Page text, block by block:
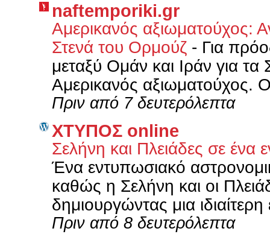
naftemporiki.gr
Αμερικανός αξιωματούχος:
Στενά του Ορμούζ - Για
μεταξύ Ομάν και Ιράν για
Αμερικανός αξιωματούχος. Ο
Πριν από 7 δευτερόλεπτα
XΤΥΠΟΣ online
Σελήνη και Πλειάδες σε
Ένα εντυπωσιακό
καθώς η Σελήνη και οι
δημιουργώντας μια
Πριν από 8 δευτερόλεπτα